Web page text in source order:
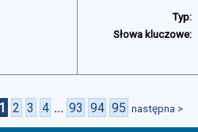
Typ:
Słowa kluczowe:
1 2 3 4 ... 93 94 95 następna >